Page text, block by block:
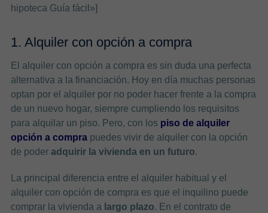
hipoteca Guía fácil»]
1. Alquiler con opción a compra
El alquiler con opción a compra es sin duda una perfecta
alternativa a la financiación. Hoy en día muchas personas
optan por el alquiler por no poder hacer frente a la compra
de un nuevo hogar, siempre cumpliendo los requisitos
para alquilar un piso. Pero, con los piso de alquiler
opción a comprapuedes vivir de alquiler con la opción
de poder adquirir la vivienda en un futuro.
La principal diferencia entre el alquiler habitual y el
alquiler con opción de compra es que el inquilino puede
comprar la vivienda a largo plazo. En el contrato de